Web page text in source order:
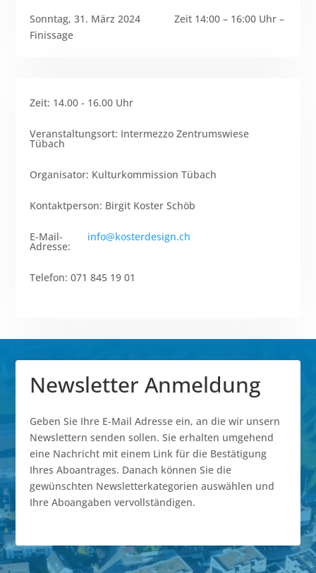
Sonntag, 31. März 2024 Zeit 14:00 – 16:00 Uhr –
Finissage
Zeit: 14.00 - 16.00 Uhr
Veranstaltungsort: Intermezzo Zentrumswiese
Tübach
Organisator: Kulturkommission Tübach
Kontaktperson: Birgit Koster Schöb
E-Mail-
Adresse:
info@kosterdesign.ch
Telefon:071 845 19 01
Newsletter Anmeldung
Geben Sie Ihre E-Mail Adresse ein, an die wir unsern
Newslettern senden sollen. Sie erhalten umgehend
eine Nachricht mit einem Link für die Bestätigung
Ihres Aboantrages. Danach können Sie die
gewünschten Newsletterkategorien auswählen und
Ihre Aboangaben vervollständigen.